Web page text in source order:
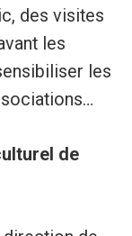
des visites
les
les
de